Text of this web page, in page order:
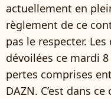
actuellement en
règlement de ce
pas le respecter.
dévoilées ce mardi
pertes comprises
DAZN. C’est dans